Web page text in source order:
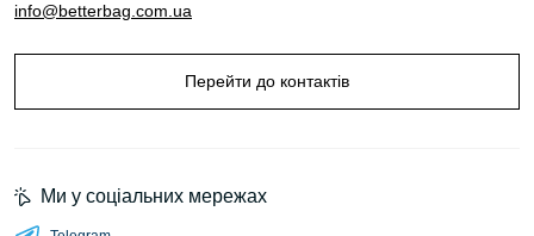
info@betterbag.com.ua
Перейти до контактів
Ми у соціальних мережах